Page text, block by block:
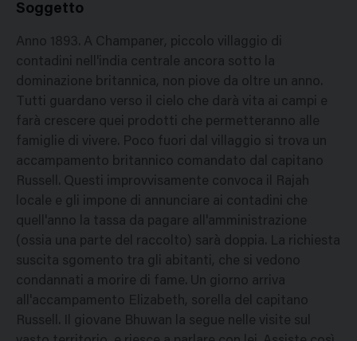
Soggetto
Anno 1893. A Champaner, piccolo villaggio di
contadini nell'india centrale ancora sotto la
dominazione britannica, non piove da oltre un anno.
Tutti guardano verso il cielo che darà vita ai campi e
farà crescere quei prodotti che permetteranno alle
famiglie di vivere. Poco fuori dal villaggio si trova un
accampamento britannico comandato dal capitano
Russell. Questi improvvisamente convoca il Rajah
locale e gli impone di annunciare ai contadini che
quell'anno la tassa da pagare all'amministrazione
(ossia una parte del raccolto) sarà doppia. La richiesta
suscita sgomento tra gli abitanti, che si vedono
condannati a morire di fame. Un giorno arriva
all'accampamento Elizabeth, sorella del capitano
Russell. Il giovane Bhuwan la segue nelle visite sul